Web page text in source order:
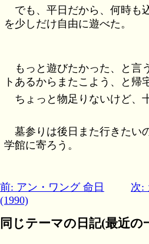
でも、平日だから、何時も
を少しだけ自由に遊べた。
もっと遊びたかった、と言
トあるからまたこよう、と帰
ちょっと物足りないけど、
墓参りは後日また行きたい
学館に寄ろう。
前: アン・ワング 命日
(1990)
次:
同じテーマの日記(最近の